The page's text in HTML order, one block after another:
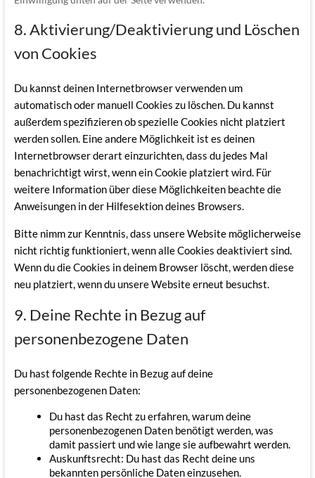
8. Aktivierung/Deaktivierung und Löschen
von Cookies
Du kannst deinen Internetbrowser verwenden um
automatisch oder manuell Cookies zu löschen. Du kannst
außerdem spezifizieren ob spezielle Cookies nicht platziert
werden sollen. Eine andere Möglichkeit ist es deinen
Internetbrowser derart einzurichten, dass du jedes Mal
benachrichtigt wirst, wenn ein Cookie platziert wird. Für
weitere Information über diese Möglichkeiten beachte die
Anweisungen in der Hilfesektion deines Browsers.
Bitte nimm zur Kenntnis, dass unsere Website möglicherweise
nicht richtig funktioniert, wenn alle Cookies deaktiviert sind.
Wenn du die Cookies in deinem Browser löscht, werden diese
neu platziert, wenn du unsere Website erneut besuchst.
9. Deine Rechte in Bezug auf
personenbezogene Daten
Du hast folgende Rechte in Bezug auf deine
personenbezogenen Daten:
Du hast das Recht zu erfahren, warum deine
personenbezogenen Daten benötigt werden, was
damit passiert und wie lange sie aufbewahrt werden.
Auskunftsrecht: Du hast das Recht deine uns
bekannten persönliche Daten einzusehen.